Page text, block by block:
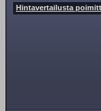
Hintavertailusta